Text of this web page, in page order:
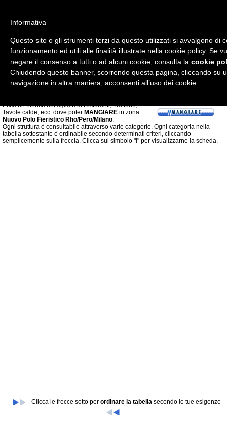
Ecco un elenco dettagliato di Ristoranti, Trattorie,
Tavole calde, ecc. dove poter MANGIARE in zona
Nuovo Polo Fieristico Rho/Pero/Milano.
Ogni struttura è consultabile attraverso varie categorie. Ogni categoria nella
tabella sottostante è ordinabile secondo determinati criteri, cliccando
semplicemente sulla freccia. Clicca sul simbolo "i" per visualizzarne la scheda.
Clicca le frecce sotto per ordinare la tabella secondo le tue esigenze
Informativa
Questo sito o gli strumenti terzi da questo utilizzati si avvalgono di
funzionamento ed utili alle finalità illustrate nella cookie policy. Se
negare il consenso a tutti o ad alcuni cookie, consulta la cookie
Chiudendo questo banner, scorrendo questa pagina, cliccando su
navigazione in altra maniera, acconsenti all’uso dei cookie.